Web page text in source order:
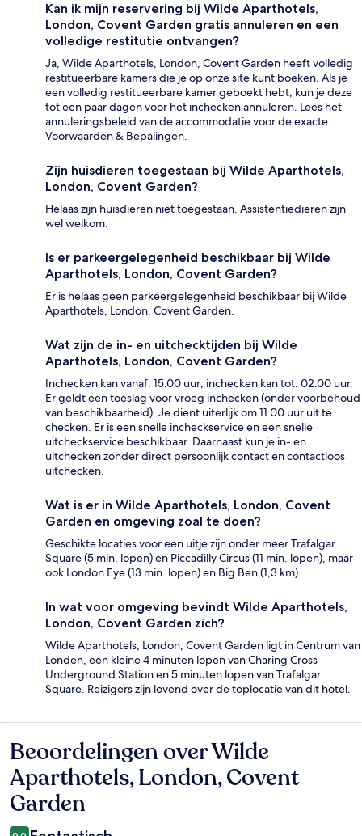
Kan ik mijn reservering bij Wilde Aparthotels,
London, Covent Garden gratis annuleren en een
volledige restitutie ontvangen?
Ja, Wilde Aparthotels, London, Covent Garden heeft volledig
restitueerbare kamers die je op onze site kunt boeken. Als je
een volledig restitueerbare kamer geboekt hebt, kun je deze
tot een paar dagen voor het inchecken annuleren. Lees het
annuleringsbeleid van de accommodatie voor de exacte
Voorwaarden & Bepalingen.
Zijn huisdieren toegestaan bij Wilde Aparthotels,
London, Covent Garden?
Helaas zijn huisdieren niet toegestaan. Assistentiedieren zijn
wel welkom.
Is er parkeergelegenheid beschikbaar bij Wilde
Aparthotels, London, Covent Garden?
Er is helaas geen parkeergelegenheid beschikbaar bij Wilde
Aparthotels, London, Covent Garden.
Wat zijn de in- en uitchecktijden bij Wilde
Aparthotels, London, Covent Garden?
Inchecken kan vanaf: 15.00 uur; inchecken kan tot: 02.00 uur.
Er geldt een toeslag voor vroeg inchecken (onder voorbehoud
van beschikbaarheid). Je dient uiterlijk om 11.00 uur uit te
checken. Er is een snelle incheckservice en een snelle
uitcheckservice beschikbaar. Daarnaast kun je in- en
uitchecken zonder direct persoonlijk contact en contactloos
uitchecken.
Wat is er in Wilde Aparthotels, London, Covent
Garden en omgeving zoal te doen?
Geschikte locaties voor een uitje zijn onder meer Trafalgar
Square (5 min. lopen) en Piccadilly Circus (11 min. lopen), maar
ook London Eye (13 min. lopen) en Big Ben (1,3 km).
In wat voor omgeving bevindt Wilde Aparthotels,
London, Covent Garden zich?
Wilde Aparthotels, London, Covent Garden ligt in Centrum van
Londen, een kleine 4 minuten lopen van Charing Cross
Underground Station en 5 minuten lopen van Trafalgar
Square. Reizigers zijn lovend over de toplocatie van dit hotel.
Beoordelingen
Beoordelingen over Wilde
Aparthotels, London, Covent
Garden